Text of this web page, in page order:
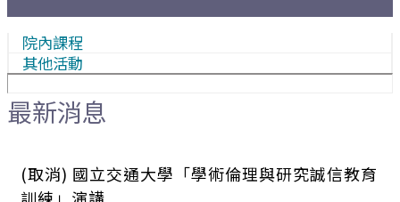
院內課程
其他活動
最新消息
(取消) 國立交通大學「學術倫理與研究誠信教育
訓練」演講